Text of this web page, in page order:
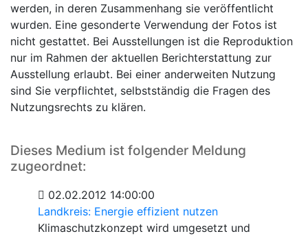
werden, in deren Zusammenhang sie veröffentlicht
wurden. Eine gesonderte Verwendung der Fotos ist
nicht gestattet. Bei Ausstellungen ist die Reproduktion
nur im Rahmen der aktuellen Berichterstattung zur
Ausstellung erlaubt. Bei einer anderweiten Nutzung
sind Sie verpflichtet, selbstständig die Fragen des
Nutzungsrechts zu klären.
Dieses Medium ist folgender Meldung
zugeordnet:
02.02.2012 14:00:00
Landkreis: Energie effizient nutzen
Klimaschutzkonzept wird umgesetzt und